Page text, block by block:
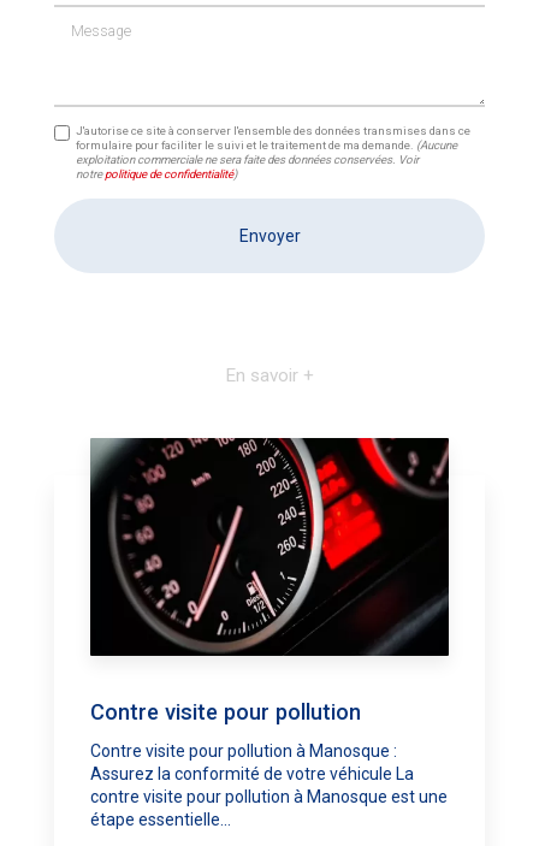
Message
J'autorise ce site à conserver l'ensemble des données transmises dans ce
formulaire pour faciliter le suivi et le traitement de ma demande. (Aucune
exploitation commerciale ne sera faite des données conservées. Voir
notrepolitique de confidentialité)
En savoir +
Contre visite pour pollution
Contre visite pour pollution à Manosque :
Assurez la conformité de votre véhicule La
contre visite pour pollution à Manosque est une
étape essentielle...